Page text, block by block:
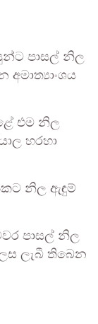
පාසල් නිල
අමාත්‍යාංශය
එම නිල
හරහා
නිල ඇඳුම්
පාසල් නිල
ලැබී තිබෙන